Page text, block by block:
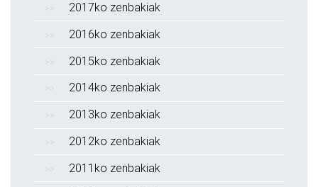
2017ko zenbakiak
2016ko zenbakiak
2015ko zenbakiak
2014ko zenbakiak
2013ko zenbakiak
2012ko zenbakiak
2011ko zenbakiak